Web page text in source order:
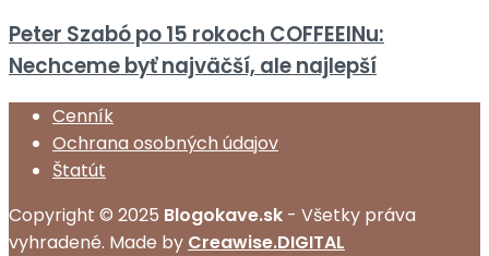
Peter Szabó po 15 rokoch COFFEEINu:
Nechceme byť najväčší, ale najlepší
Cenník
Ochrana osobných údajov
Štatút
Copyright © 2025 Blogokave.sk - Všetky práva
vyhradené. Made by Creawise.DIGITAL